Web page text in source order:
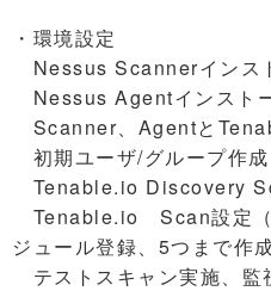
・環境設定
Nessus Scannerインス
Nessus Agentインスト
Scanner、Agentと
初期ユーザ/グループ作成
Tenable.io Discovery
Tenable.io Scan設定（
ジュール登録、5つまで作成
テストスキャン実施、監